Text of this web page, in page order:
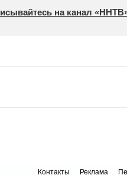
на канал
Контакты Реклама